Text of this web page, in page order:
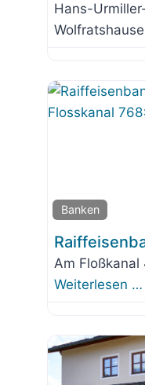
Hans-
Banken
Am Floßkanal
Weiterlesen …